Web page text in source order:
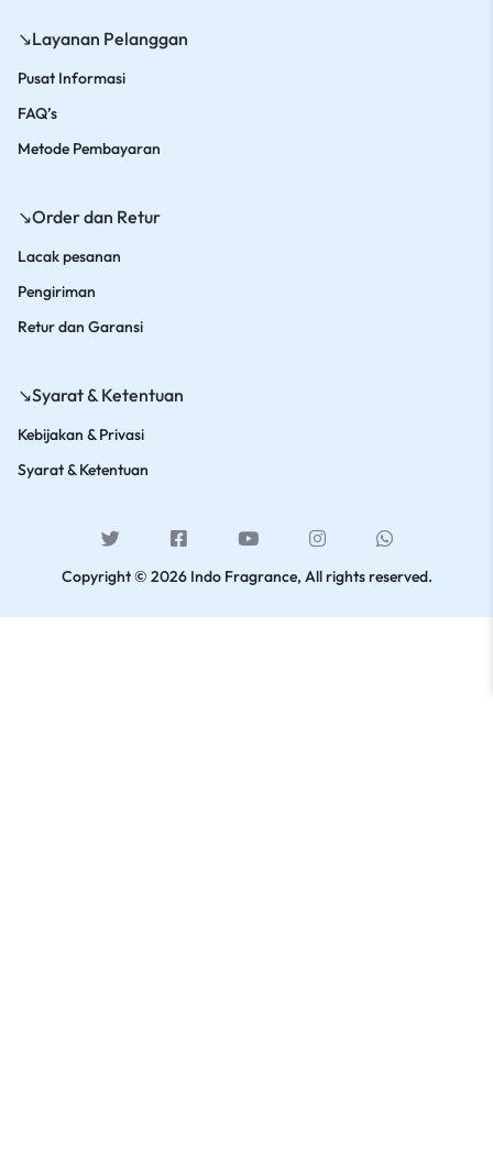
↘️Layanan Pelanggan
Pusat Informasi
FAQ’s
Metode Pembayaran
↘️Order dan Retur
Lacak pesanan
Pengiriman
Retur dan Garansi
↘️Syarat & Ketentuan
Kebijakan & Privasi
Syarat & Ketentuan
Copyright © 2026 Indo Fragrance, All rights reserved.